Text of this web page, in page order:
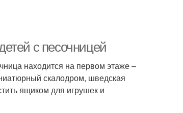
с песочницей
находится на первом этаже –
скалодром, шведская
ящиком для игрушек и